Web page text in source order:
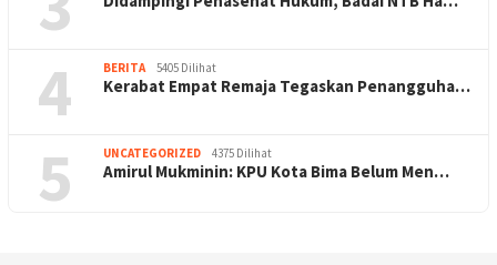
4 BERITA 5405 Dilihat
Kerabat Empat Remaja Tegaskan Penangguha…
5 UNCATEGORIZED 4375 Dilihat
Amirul Mukminin: KPU Kota Bima Belum Men…